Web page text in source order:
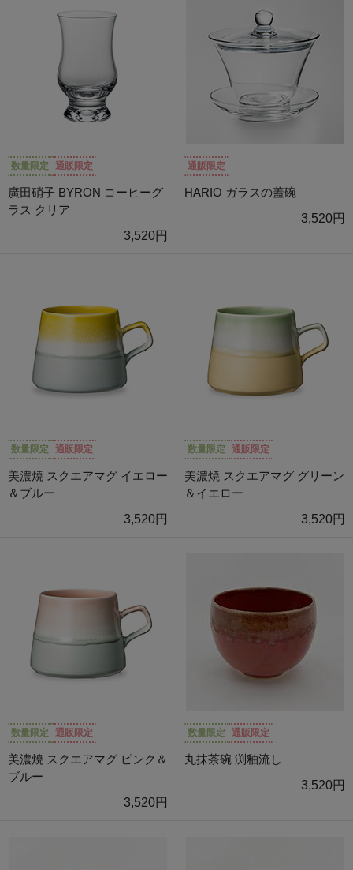
数量限定 通販限定
廣田硝子 BYRON コーヒーグ
ラス クリア
3,520円
通販限定
HARIO ガラスの蓋碗
3,520円
数量限定 通販限定
美濃焼 スクエアマグ イエロー
＆ブルー
3,520円
数量限定 通販限定
美濃焼 スクエアマグ グリーン
＆イエロー
3,520円
数量限定 通販限定
美濃焼 スクエアマグ ピンク＆
ブルー
3,520円
数量限定 通販限定
丸抹茶碗 渕釉流し
3,520円